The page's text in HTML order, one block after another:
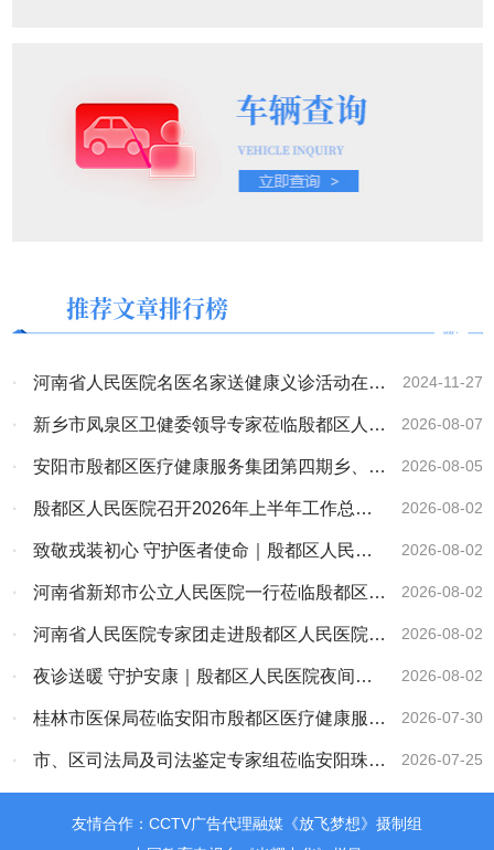
推荐文章排行榜
·
河南省人民医院名医名家送健康义诊活动在殷
都区人民医院顺利开启
2024-11-27
·
新乡市凤泉区卫健委领导专家莅临殷都区人民
医院考察交流
2026-08-07
·
安阳市殷都区医疗健康服务集团第四期乡、村
医务人员培训班开班
2026-08-05
·
殷都区人民医院召开2026年上半年工作总结
大会
2026-08-02
·
致敬戎装初心 守护医者使命｜殷都区人民医
院召开八一建军节座谈会
2026-08-02
·
河南省新郑市公立人民医院一行莅临殷都区医
疗健康服务集团考察交流
2026-08-02
·
河南省人民医院专家团走进殷都区人民医院大
型义诊活动圆满落幕
2026-08-02
·
夜诊送暖 守护安康｜殷都区人民医院夜间义
诊便民惠民
2026-08-02
·
桂林市医保局莅临安阳市殷都区医疗健康服务
集团考察交流
2026-07-30
·
市、区司法局及司法鉴定专家组莅临安阳珠泉
法医临床司法鉴定所开展“双随机、一公开”专项
检查指导工作
2026-07-25
友情合作：CCTV广告代理融媒《放飞梦想》摄制组